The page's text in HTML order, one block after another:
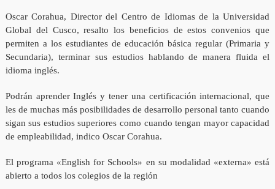
Oscar Corahua, Director del Centro de Idiomas de la Universidad
Global del Cusco, resalto los beneficios de estos convenios que
permiten a los estudiantes de educación básica regular (Primaria y
Secundaria), terminar sus estudios hablando de manera fluida el
idioma inglés.
Podrán aprender Inglés y tener una certificación internacional, que
les de muchas más posibilidades de desarrollo personal tanto cuando
sigan sus estudios superiores como cuando tengan mayor capacidad
de empleabilidad, indico Oscar Corahua.
El programa «English for Schools» en su modalidad «externa» está
abierto a todos los colegios de la región